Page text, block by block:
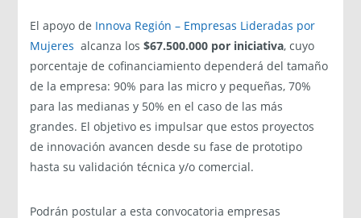
El apoyo de Innova Región – Empresas Lideradas por
Mujeres alcanza los$67.500.000 por iniciativa, cuyo
porcentaje de cofinanciamiento dependerá del tamaño
de la empresa: 90% para las micro y pequeñas, 70%
para las medianas y 50% en el caso de las más
grandes. El objetivo es impulsar que estos proyectos
de innovación avancen desde su fase de prototipo
hasta su validación técnica y/o comercial.
Podrán postular a esta convocatoria empresas